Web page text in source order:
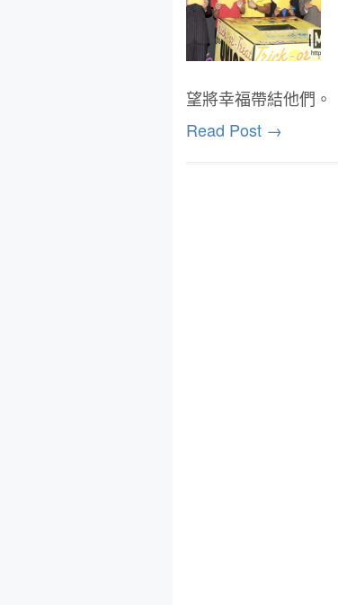
望將幸福帶結他們。
Read Post →